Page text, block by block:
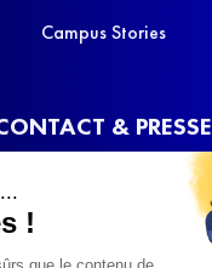
!
que le contenu de
Campus Stories
& PRESSE